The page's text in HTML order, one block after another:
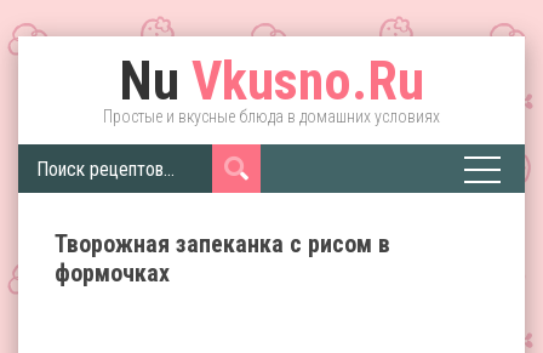
Nu Vkusno.Ru
Простые и вкусные блюда в домашних условиях
Творожная запеканка с рисом в
формочках